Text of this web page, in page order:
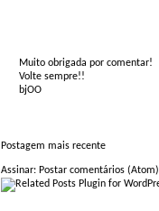
Muito obrigada por comentar!
Volte sempre!!
bjOO
Postagem mais recente
Assinar: Postar comentários (Atom)